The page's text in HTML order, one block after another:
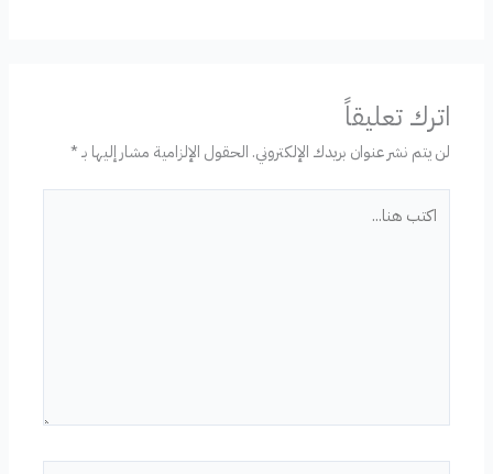
اترك تعليقاً
لن يتم نشر عنوان بريدك الإلكتروني. الحقول الإلزامية مشار إليها بـ*
هنا...